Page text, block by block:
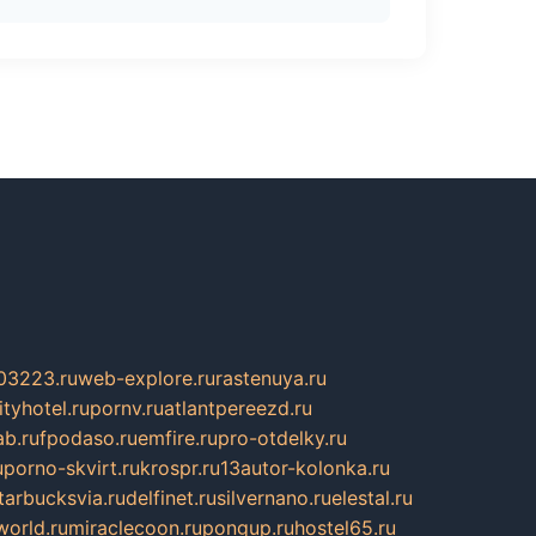
web-explore.rurastenuya.ru
pornv.ruatlantpereezd.ru
fpodaso.ruemfire.rupro-otdelky.ru
porno-skvirt.rukrospr.ru13autor-kolonka.ru
delfinet.rusilvernano.ruelestal.ru
miraclecoon.rupongup.ruhostel65.ru